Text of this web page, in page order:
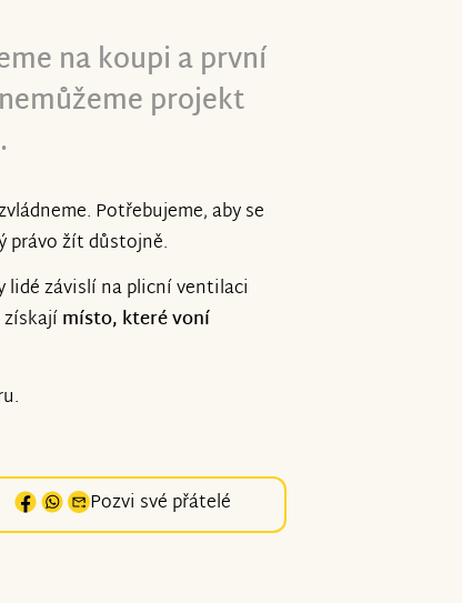
na koupi a první
projekt
Potřebujeme, aby se
právo žít důstojně.
lidé závislí na plicní ventilaci
místo, které voní
Pozvi své přátelé